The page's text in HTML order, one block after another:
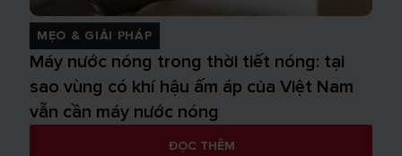
MẸO & GIẢI PHÁP
Máy nước nóng trong thời tiết nóng: tại
sao vùng có khí hậu ấm áp của Việt Nam
vẫn cần máy nước nóng
ĐỌC THÊM